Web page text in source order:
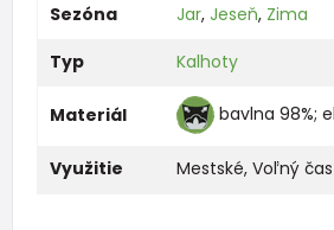
Sezóna Jar, Jeseň, Zima
Typ
Kalhoty
Materiál bavlna 98%;
Využitie Mestské, Voľný čas